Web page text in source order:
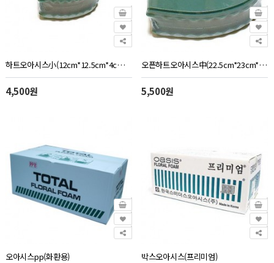
하트오아시스小(12cm*12.5cm*4cm)2개
4,500원
오픈하트오아시스中(22.5cm*23cm*4cm)2개
5,500원
오아시스pp(화환용) 박스오아시스(프리미엄)